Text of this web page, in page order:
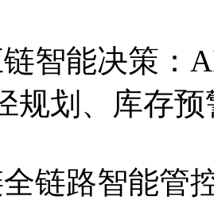
链智能决策
规划、库存
全链路智能